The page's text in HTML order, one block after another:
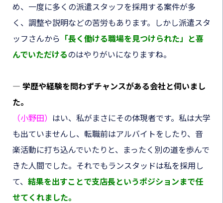
め、一度に多くの派遣スタッフを採用する案件が多
く、調整や説明などの苦労もあります。しかし派遣スタ
ッフさんから
「長く働ける職場を見つけられた」と喜
んでいただけるのはやりがいになりますね。
― 学歴や経験を問わずチャンスがある会社と伺いまし
た。
（小野田） はい、私がまさにその体現者です。私は大学
も出ていませんし、転職前はアルバイトをしたり、音
楽活動に打ち込んでいたりと、まったく別の道を歩んで
きた人間でした。それでもランスタッドは私を採用し
て、 結果を出すことで支店長というポジションまで任
せてくれました。